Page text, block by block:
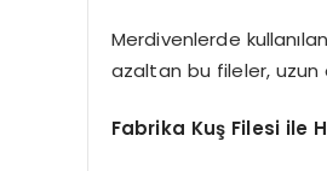
Merdivenlerde
azaltan bu fileler, uzun
Fabrika Kuş Filesi ile